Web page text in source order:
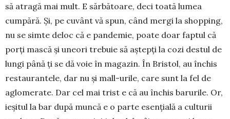
să atragă mai mult. E sărbătoare, deci toată lumea
cumpără. Și, pe cuvânt vă spun, când mergi la shopping,
nu se simte deloc că e pandemie, poate doar faptul că
porți mască și uneori trebuie să aștepți la cozi destul de
lungi până ți se dă voie în magazin. În Bristol, au închis
restaurantele, dar nu și mall-urile, care sunt la fel de
aglomerate. Dar cel mai trist e că au închis barurile. Or,
ieșitul la bar după muncă e o parte esențială a culturii